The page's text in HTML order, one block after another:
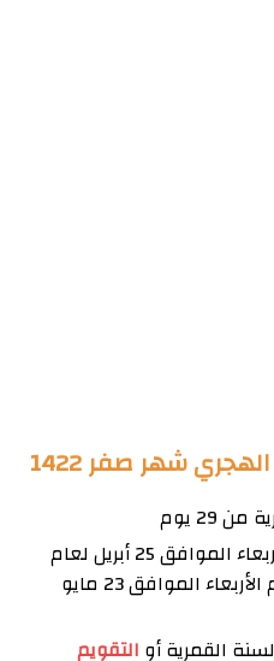
شهر صفر 1422
يبدأ شهر صفر 1422 يوم الأربعاء الموافق 25 أبريل لعام
2001 ميلادي ، وينتهي يوم الأربعاء الموافق 23 مايو
القمرية أو التقويم